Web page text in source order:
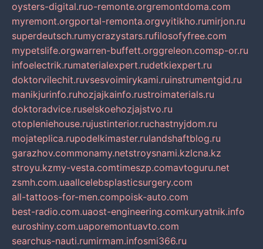
oysters-digital.ruo-remonte.orgremontdoma.com
myremont.orgportal-remonta.orgvyitikho.rumirjon.ru
superdeutsch.rumycrazystars.rufilosofyfree.com
mypetslife.orgwarren-buffett.orggreleon.comsp-or.ru
infoelectrik.rumaterialexpert.rudetkiexpert.ru
doktorvilechit.ruvsesvoimirykami.ruinstrumentgid.ru
manikjurinfo.ruhozjajkainfo.rustroimaterials.ru
doktoradvice.ruselskoehozjajstvo.ru
otopleniehouse.rujustinterior.ruchastnyjdom.ru
mojateplica.rupodelkimaster.rulandshaftblog.ru
garazhov.commonamy.netstroysnami.kzlcna.kz
stroyu.kzmy-vesta.comtimeszp.comavtoguru.net
zsmh.com.uaallcelebsplasticsurgery.com
all-tattoos-for-men.compoisk-auto.com
best-radio.com.uaost-engineering.comkuryatnik.info
euroshiny.com.uaporemontuavto.com
searchus-nauti.rumirmam.infosmi366.ru